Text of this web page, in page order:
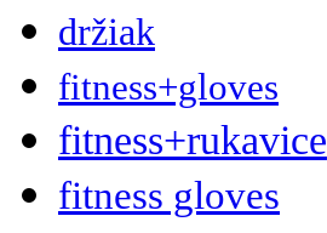
držiak
fitness+gloves
fitness+rukavice
fitness gloves